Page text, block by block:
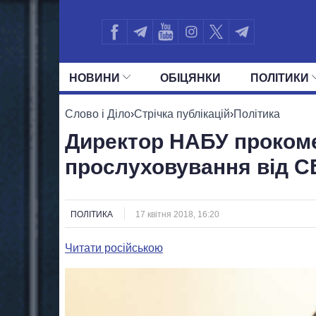
НОВИНИ ОБIЦЯНКИ ПОЛIТИКИ
УСІ ПОЛІТИКИ ПРЕЗИДЕНТ І ОФІС
Слово і Діло›Стрічка публікацій›Політика
Директор НАБУ
прослуховування від
ПОЛІТИКА 17 квітня 2018, 16:20
Читати російською